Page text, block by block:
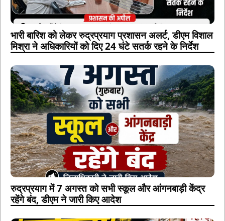
भारी बारिश को लेकर रुद्रप्रयाग प्रशासन अलर्ट, डीएम विशाल
मिश्रा ने अधिकारियों को दिए 24 घंटे सतर्क रहने के निर्देश
रुद्रप्रयाग में 7 अगस्त को सभी स्कूल और आंगनबाड़ी केंद्र
रहेंगे बंद, डीएम ने जारी किए आदेश